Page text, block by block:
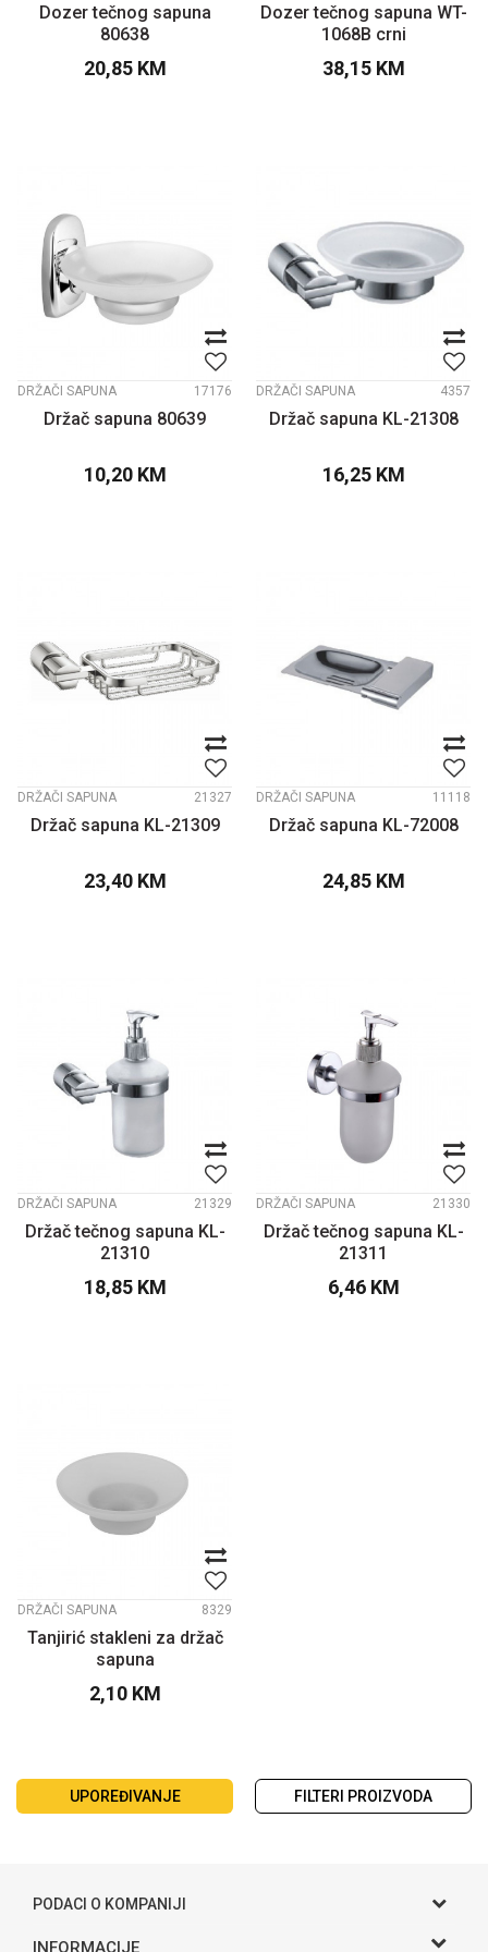
Dozer tečnog sapuna
80638
20,85 KM
Dozer tečnog sapuna WT-
1068B crni
38,15 KM
DRŽAČI SAPUNA 17176
Držač sapuna 80639
10,20 KM
DRŽAČI SAPUNA 4357
Držač sapuna KL-21308
16,25 KM
DRŽAČI SAPUNA 21327
Držač sapuna KL-21309
23,40 KM
DRŽAČI SAPUNA 11118
Držač sapuna KL-72008
24,85 KM
DRŽAČI SAPUNA 21329
Držač tečnog sapuna KL-
21310
18,85 KM
DRŽAČI SAPUNA 21330
Držač tečnog sapuna KL-
21311
6,46 KM
DRŽAČI SAPUNA 8329
Tanjirić stakleni za držač
sapuna
2,10 KM
UPOREĐIVANJE FILTERI PROIZVODA
PODACI O KOMPANIJI
Gama S doo
INFORMACIJE